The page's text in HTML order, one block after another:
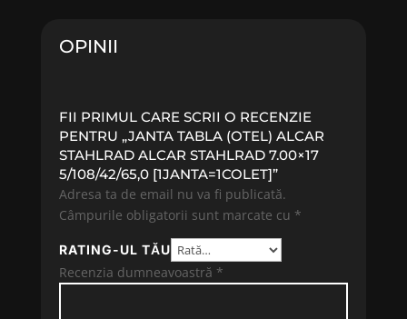
OPINII
FII PRIMUL CARE SCRII O RECENZIE
PENTRU „JANTA TABLA (OTEL) ALCAR
STAHLRAD ALCAR STAHLRAD 7.00×17
5/108/42/65,0 [1JANTA=1COLET]”
Adresa ta de email nu va fi publicată.
Câmpurile obligatorii sunt marcate cu *
RATING-UL TĂU
Recenzia dumneavoastră *